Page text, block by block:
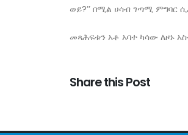
ወይ?’’ በሚል ሀሳብ ገጣሚ ምግባር
መጻሕፍቱን አቶ አባተ ካሳው ለዞኑ
Share this Post